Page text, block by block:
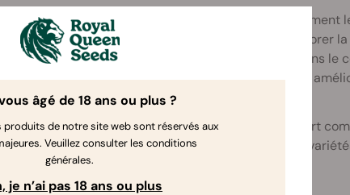
appliqués aux cultures vivrières ? C’est effectivement
types de ces produits chimiques pour améliorer
trop tôt. Mais de nombreux aliments cultivés dans le
pesticides. Ce n’est pas parce qu’un intrant agricole
ingéré sans danger.
à mieux connaître les PGRs. Après avoir découvert
présentent un danger et comment identifier les
âgé de 18 ans ou plus ?
produits de notre site web sont réservés aux
Veuillez consulter les conditions
générales.
je n’ai pas 18 ans ou plus